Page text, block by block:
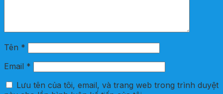
Tên *
Email *
Lưu tên của tôi, email, và trang web trong trình duyệt